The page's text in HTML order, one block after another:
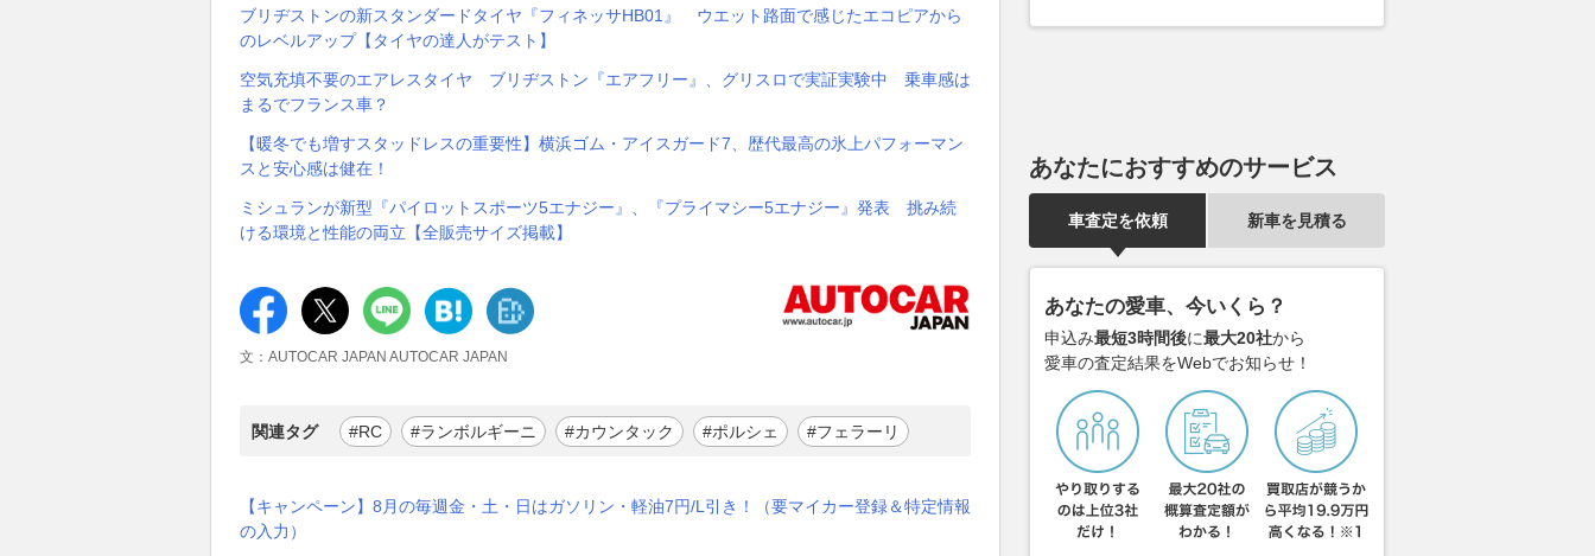
ブリヂストンの新スタンダードタイヤ『フィネッサHB01』 ウエット路面で感じたエコピアから
のレベルアップ【タイヤの達人がテスト】
空気充填不要のエアレスタイヤ ブリヂストン『エアフリー』、グリスロで実証実験中 乗車感は
まるでフランス車？
【暖冬でも増すスタッドレスの重要性】横浜ゴム・アイスガード7、歴代最高の氷上パフォーマン
スと安心感は健在！
ミシュランが新型『パイロットスポーツ5エナジー』、『プライマシー5エナジー』発表 挑み続
ける環境と性能の両立【全販売サイズ掲載】
文：AUTOCAR JAPAN AUTOCAR JAPAN
関連タグ #RC #ランボルギーニ #カウンタック #ポルシェ #フェラーリ
【キャンペーン】8月の毎週金・土・日はガソリン・軽油7円/L引き！（要マイカー登録＆特定情報
の入力）
あなたにおすすめのサービス
車査定を依頼 新車を見積る
あなたの愛車、今いくら？
申込み最短3時間後に最大20社から
愛車の査定結果をWebでお知らせ！